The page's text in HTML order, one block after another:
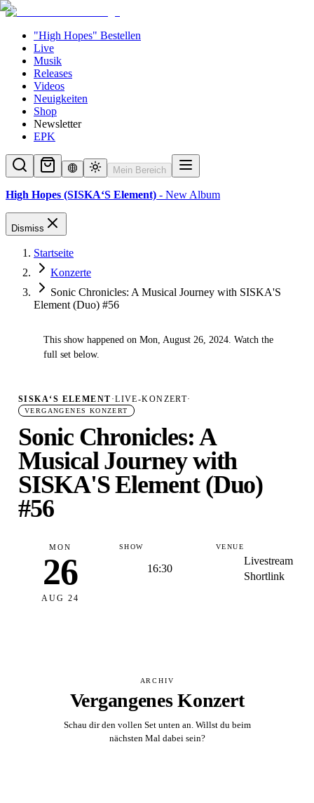
"High Hopes" Bestellen
Live
Musik
Releases
Videos
Neuigkeiten
Shop
Newsletter
EPK
Mein Bereich
High Hopes (SISKA‘S Element) - New Album
Dismiss
Startseite
Konzerte
Sonic Chronicles: A Musical Journey with SISKA'S
Element (Duo) #56
This show happened on Mon, August 26, 2024. Watch the
full set below.
SISKA‘S ELEMENT ·LIVE-KONZERT·
VERGANGENES KONZERT
Sonic Chronicles: A
Musical Journey with
SISKA'S Element (Duo)
#56
MON
26
AUG 24
SHOW
16:30
VENUE
Livestream
Shortlink
ARCHIV
Vergangenes Konzert
Schau dir den vollen Set unten an. Willst du beim
nächsten Mal dabei sein?